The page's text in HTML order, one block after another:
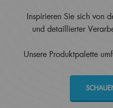
Inspirieren Sie sich von
und detaillierter
Unsere Produktpalette